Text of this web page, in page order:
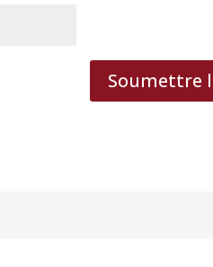
Soumettre